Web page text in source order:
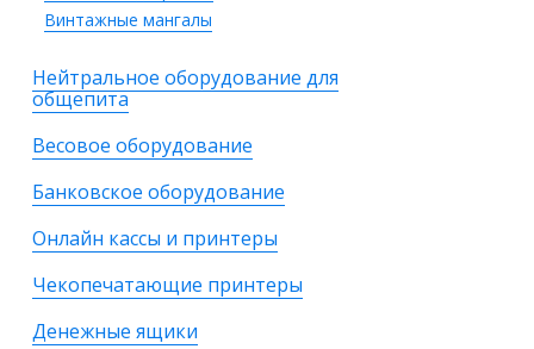
Винтажные мангалы
Нейтральное оборудование для
общепита
Весовое оборудование
Банковское оборудование
Онлайн кассы и принтеры
Чекопечатающие принтеры
Денежные ящики